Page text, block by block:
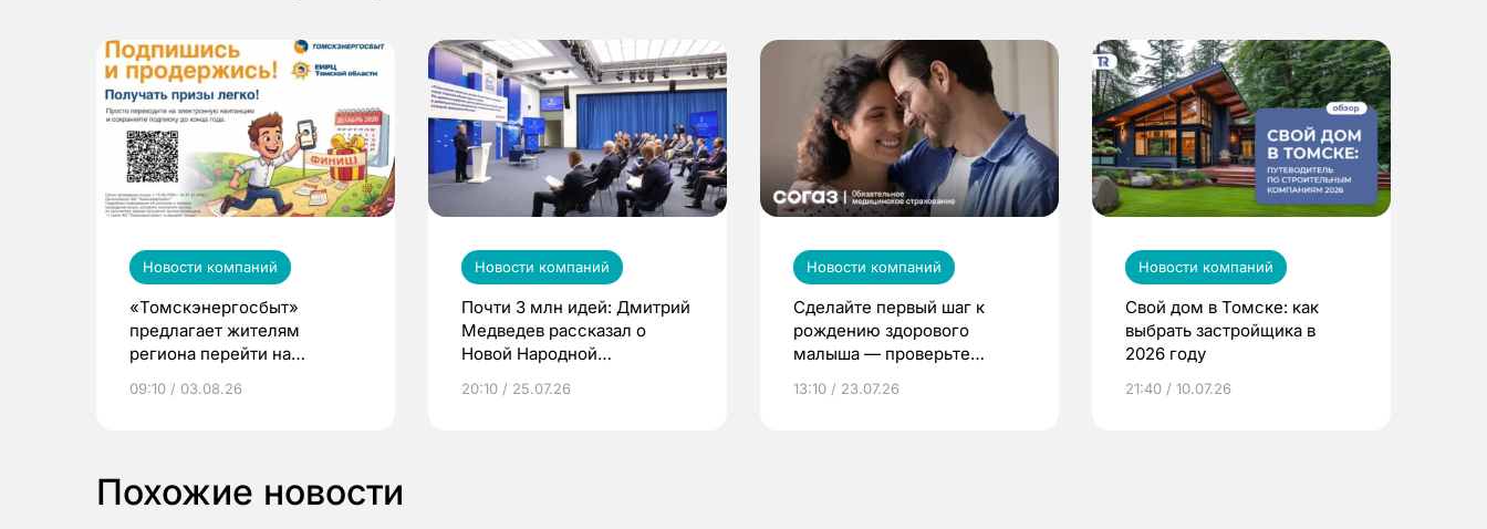
Новости компаний
«Томскэнергосбыт»
предлагает жителям
региона перейти на
выиграть призы
09:10 / 03.08.26
Новости компаний
Почти 3 млн идей: Дмитрий
Медведев рассказал о
Новой Народной
20:10 / 25.07.26
Новости компаний
Сделайте первый шаг к
рождению здорового
малыша — проверьте
по ОМС!
13:10 / 23.07.26
Новости компаний
Свой дом в Томске: как
выбрать застройщика в
2026 году
21:40 / 10.07.26
Похожие новости